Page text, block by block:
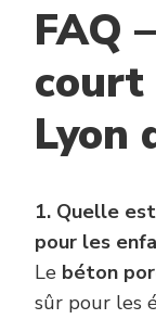
FAQ
court
Lyon
1. Quelle
pour les
Le béton
sûr pour les